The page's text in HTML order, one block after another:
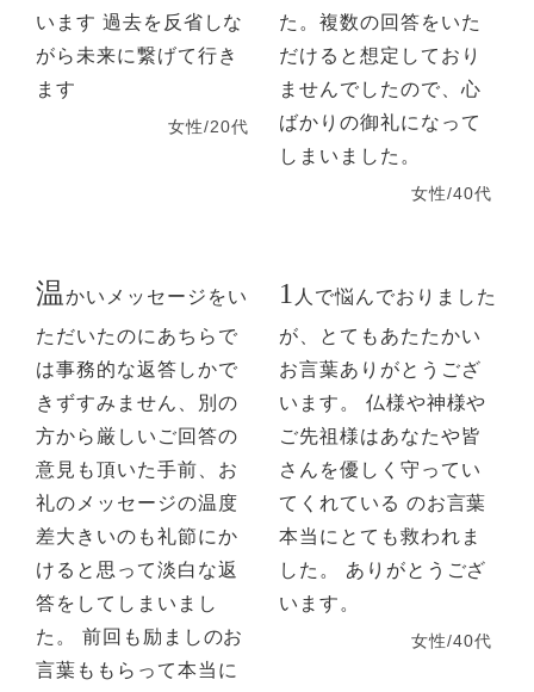
います 過去を反省しな
がら未来に繋げて行き
ます
女性/20代
た。複数の回答をいた
だけると想定しており
ませんでしたので、心
ばかりの御礼になって
しまいました。
女性/40代
温かいメッセージをい
ただいたのにあちらで
は事務的な返答しかで
きずすみません、別の
方から厳しいご回答の
意見も頂いた手前、お
礼のメッセージの温度
差大きいのも礼節にか
けると思って淡白な返
答をしてしまいまし
た。 前回も励ましのお
言葉ももらって本当に
1 人で悩んでおりました
が、とてもあたたかい
お言葉ありがとうござ
います。 仏様や神様や
ご先祖様はあなたや皆
さんを優しく守ってい
てくれている のお言葉
本当にとても救われま
した。 ありがとうござ
います。
女性/40代